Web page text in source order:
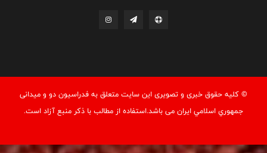
© کليه حقوق خبری و تصويری اين سايت متعلق به فدراسيون دو و میدانی
جمهوري اسلامي ايران می باشد.استفاده از مطالب با ذكر منبع آزاد است.